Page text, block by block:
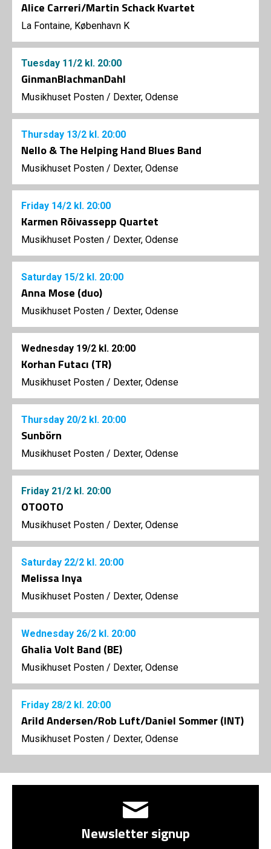
Alice Carreri/Martin Schack Kvartet
La Fontaine, København K
Tuesday 11/2 kl. 20:00
GinmanBlachmanDahl
Musikhuset Posten / Dexter, Odense
Thursday 13/2 kl. 20:00
Nello & The Helping Hand Blues Band
Musikhuset Posten / Dexter, Odense
Friday 14/2 kl. 20:00
Karmen Rõivassepp Quartet
Musikhuset Posten / Dexter, Odense
Saturday 15/2 kl. 20:00
Anna Mose (duo)
Musikhuset Posten / Dexter, Odense
Wednesday 19/2 kl. 20:00
Korhan Futacı (TR)
Musikhuset Posten / Dexter, Odense
Thursday 20/2 kl. 20:00
Sunbörn
Musikhuset Posten / Dexter, Odense
Friday 21/2 kl. 20:00
OTOOTO
Musikhuset Posten / Dexter, Odense
Saturday 22/2 kl. 20:00
Melissa Inya
Musikhuset Posten / Dexter, Odense
Wednesday 26/2 kl. 20:00
Ghalia Volt Band (BE)
Musikhuset Posten / Dexter, Odense
Friday 28/2 kl. 20:00
Arild Andersen/Rob Luft/Daniel Sommer (INT)
Musikhuset Posten / Dexter, Odense
Newsletter signup